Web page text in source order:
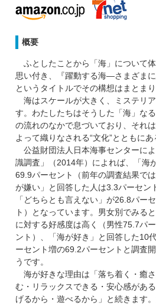
概要
ふとしたことから「海」について
思い付き、『躍動する海―さまざまに
というタイトルでその構想はまとまり
海はスケールが大きく、ミステリ
す。わたしたちはそうした「海」な
の流れのなかで息づいており、それ
よって織りなされる“文化”とともにあ
公益財団法人日本海事センターに
識調査」（2014年）によれば、「海
69.9パーセント（前年の調査結果で
が嫌い」と回答した人は3.3パーセン
「どちらとも言えない」が26.8パー
ト）となっています。男女別でみる
に対する好感度は高く（男性75.7パ
ント）、「海が好き」と回答した10
ーセント増の69.2パーセントと調査
うです。
海が好きな理由は「落ち着く・癒
む・リラックスできる・安心感があ
げるから・遊べるから」と続きます